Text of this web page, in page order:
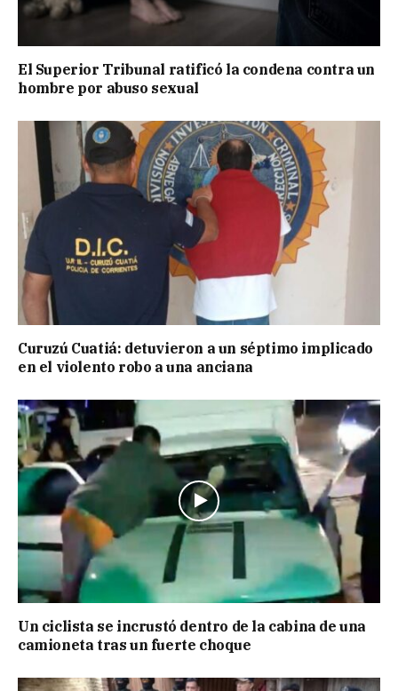
El Superior Tribunal ratificó la condena contra un
hombre por abuso sexual
Curuzú Cuatiá: detuvieron a un séptimo implicado
en el violento robo a una anciana
Un ciclista se incrustó dentro de la cabina de una
camioneta tras un fuerte choque